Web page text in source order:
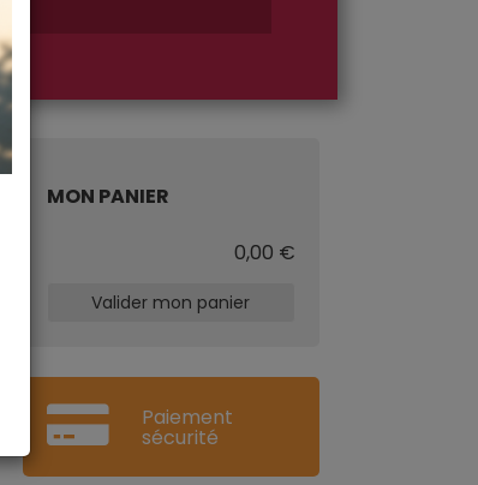
MON PANIER
0,00 €
Valider mon panier
Paiement
sécurité